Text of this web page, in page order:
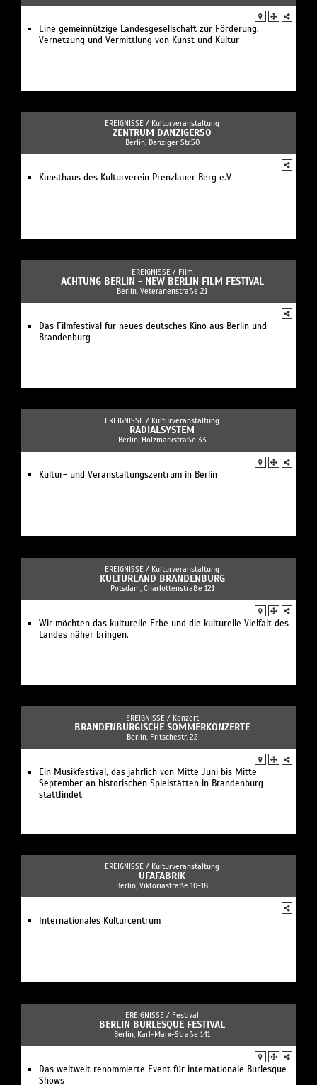
Eine gemeinnützige Landesgesellschaft zur Förderung,
Vernetzung und Vermittlung von Kunst und Kultur
EREIGNISSE / Kulturveranstaltung
ZENTRUM DANZIGER50
Berlin, Danziger Str.50
Kunsthaus des Kulturverein Prenzlauer Berg e.V
EREIGNISSE / Film
ACHTUNG BERLIN - NEW BERLIN FILM FESTIVAL
Berlin, Veteranenstraße 21
Das Filmfestival für neues deutsches Kino aus Berlin und
Brandenburg
EREIGNISSE / Kulturveranstaltung
RADIALSYSTEM
Berlin, Holzmarkstraße 33
Kultur- und Veranstaltungszentrum in Berlin
EREIGNISSE / Kulturveranstaltung
KULTURLAND BRANDENBURG
Potsdam, Charlottenstraße 121
Wir möchten das kulturelle Erbe und die kulturelle Vielfalt des
Landes näher bringen.
EREIGNISSE / Konzert
BRANDENBURGISCHE SOMMERKONZERTE
Berlin, Fritschestr. 22
Ein Musikfestival, das jährlich von Mitte Juni bis Mitte
September an historischen Spielstätten in Brandenburg
stattfindet
EREIGNISSE / Kulturveranstaltung
UFAFABRIK
Berlin, Viktoriastraße 10-18
Internationales Kulturcentrum
EREIGNISSE / Festival
BERLIN BURLESQUE FESTIVAL
Berlin, Karl-Marx-Straße 141
Das weltweit renommierte Event für internationale Burlesque
Shows